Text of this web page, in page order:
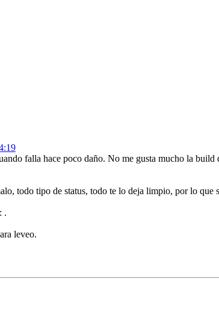
falla hace poco daño. No me gusta mucho la
todo tipo de status, todo te lo deja limpio, por lo
.
leveo.